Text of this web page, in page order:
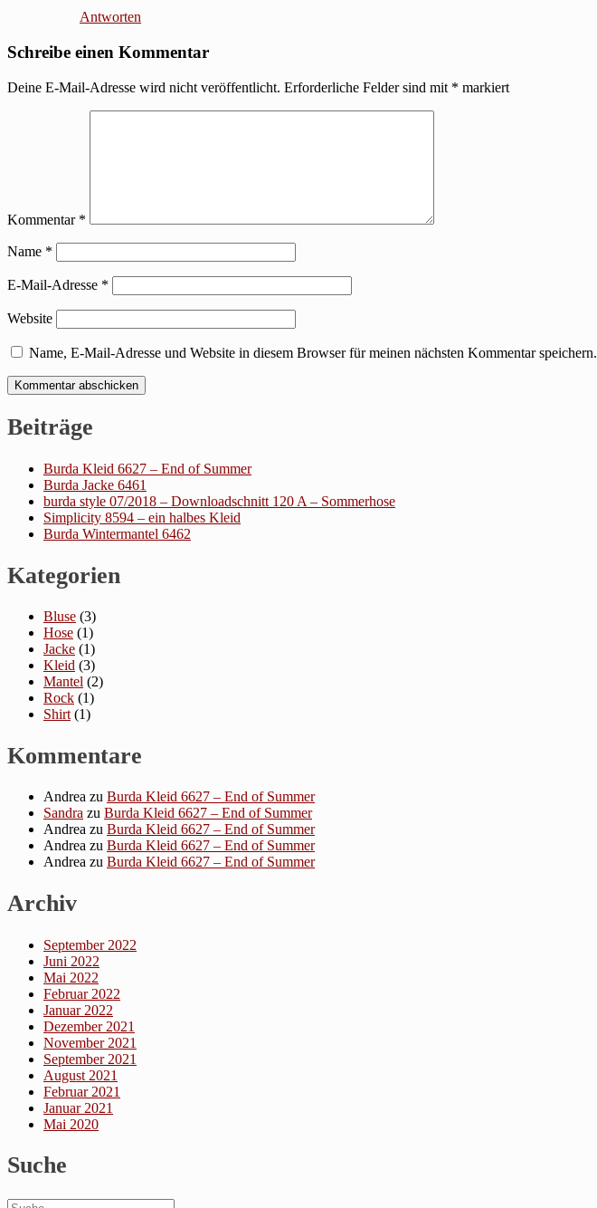
Antworten
Schreibe einen Kommentar
Deine E-Mail-Adresse wird nicht veröffentlicht. Erforderliche Felder sind mit * markiert
Kommentar *
Name *
E-Mail-Adresse *
Website
Name, E-Mail-Adresse und Website in diesem Browser für meinen nächsten Kommentar speichern.
Beiträge
Burda Kleid 6627 – End of Summer
Burda Jacke 6461
burda style 07/2018 – Downloadschnitt 120 A – Sommerhose
Simplicity 8594 – ein halbes Kleid
Burda Wintermantel 6462
Kategorien
Bluse (3)
Hose (1)
Jacke (1)
Kleid (3)
Mantel (2)
Rock (1)
Shirt (1)
Kommentare
Andrea zu Burda Kleid 6627 – End of Summer
Sandra zu Burda Kleid 6627 – End of Summer
Andrea zu Burda Kleid 6627 – End of Summer
Andrea zu Burda Kleid 6627 – End of Summer
Andrea zu Burda Kleid 6627 – End of Summer
Archiv
September 2022
Juni 2022
Mai 2022
Februar 2022
Januar 2022
Dezember 2021
November 2021
September 2021
August 2021
Februar 2021
Januar 2021
Mai 2020
Suche
Suchen